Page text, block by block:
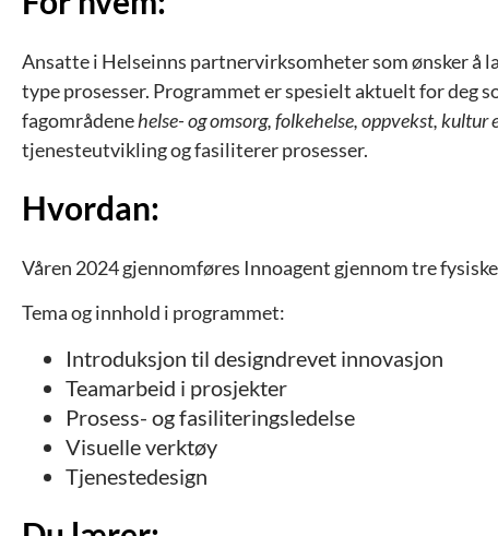
Ansatte i Helseinns partnervirksomheter som ønsker å
type prosesser. Programmet er spesielt aktuelt for deg
fagområdenehelse- og omsorg, folkehelse, oppvekst,
tjenesteutvikling og fasiliterer prosesser.
Hvordan:
Våren 2024 gjennomføres Innoagent gjennom tre
Tema og innhold i programmet:
Introduksjon til designdrevet innovasjon
Teamarbeid i prosjekter
Prosess- og fasiliteringsledelse
Visuelleverktøy
Tjenestedesign